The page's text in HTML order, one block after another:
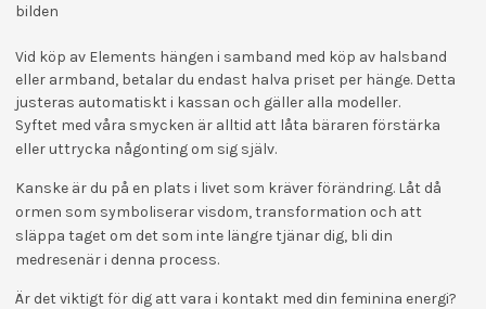
bilden
Vid köp av Elements hängen i samband med köp av halsband
eller armband, betalar du endast halva priset per hänge. Detta
justeras automatiskt i kassan och gäller alla modeller.
Syftet med våra smycken är alltid att låta bäraren förstärka
eller uttrycka någonting om sig själv.
Kanske är du på en plats i livet som kräver förändring. Låt då
ormen som symboliserar visdom, transformation och att
släppa taget om det som inte längre tjänar dig, bli din
medresenär i denna process.
Är det viktigt för dig att vara i kontakt med din feminina energi?